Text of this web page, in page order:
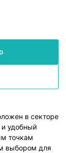
в секторе
удобный
точкам
выбором для